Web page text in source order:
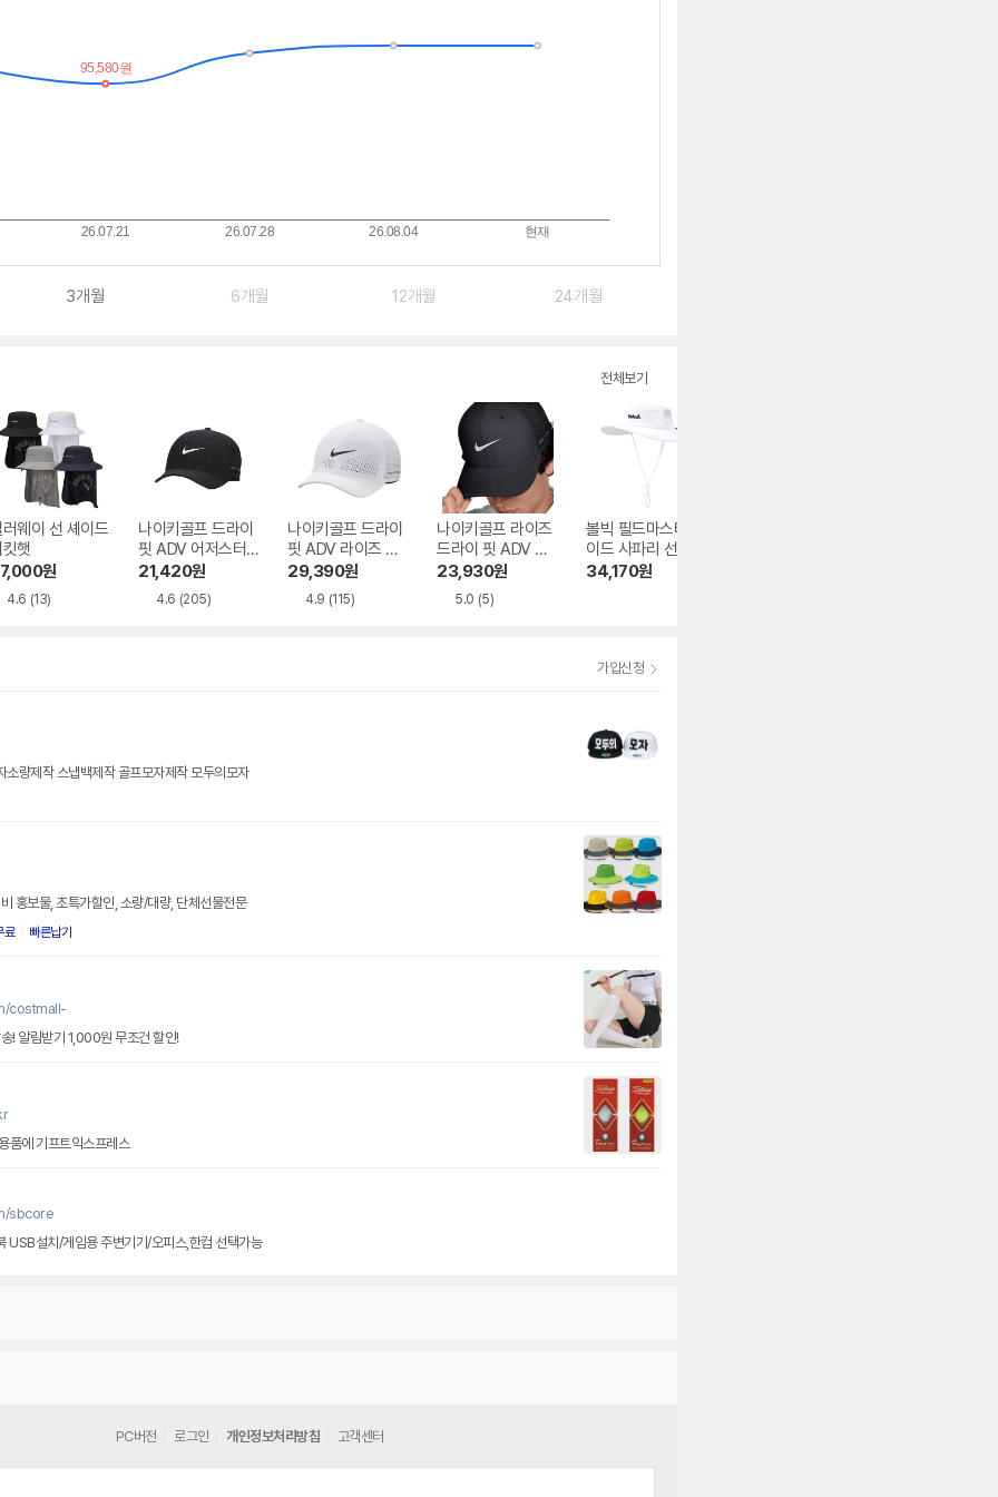
3개월 6개월 12개월 24개월
전체보기
웨이 선 셰이드
햇
원
4.6 (13)
나이키골프 드라이
핏 ADV 어저스터블
캡 FB5636-010
21,420원
4.6 (205)
나이키골프 드라이
핏 ADV 라이즈 스
트럭쳐 스우시플렉
스 캡 FB5633-10
29,390원
4.9 (115)
나이키골프 라이즈
드라이 핏 ADV 스
우시플렉스 스트럭
처 캡 II1736-010
23,930원
5.0 (5)
볼빅 필드마스터 와
이드 사파리 선햇
화이트
34,170원
가입신청
소량제작 스냅백제작 골프모자제작 모두의모자
홍보물, 초특가할인, 소량/대량, 단체선물전문
료 빠른납기
costmall-
! 알림받기 1,000원 무조건 할인!
품에 기프트익스프레스
sbcore
USB설치/게임용 주변기기/오피스,한컴 선택가능
PC버전 로그인 개인정보처리방침 고객센터